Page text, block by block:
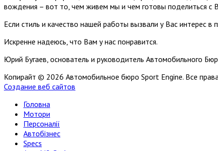
вождения – вот то, чем живем мы и чем готовы поделиться с
Если стиль и качество нашей работы вызвали у Вас интерес в
Искренне надеюсь, что Вам у нас понравится.
Юрий Бугаев, основатель и руководитель Автомобильного
Копирайт © 2026 Автомобильное бюро Sport Engine. Все
Создание веб сайтов
Головна
Мотори
Персоналії
Автобізнес
Specs